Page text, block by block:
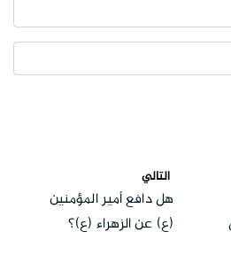
التالي
هل دافع أمير المؤمنين
(ع) عن الزهراء (ع)؟